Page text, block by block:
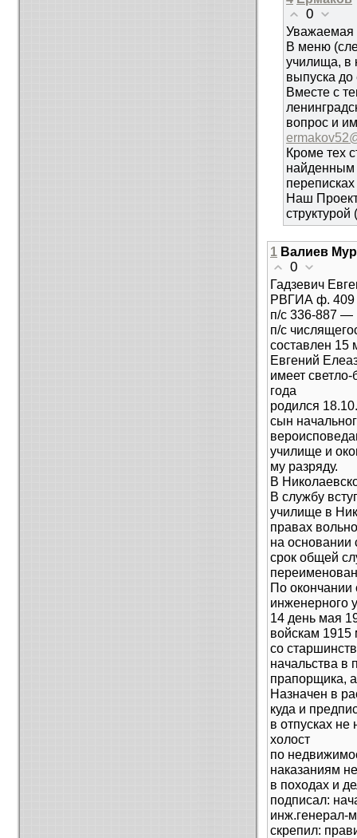
0
Уважаемая
В меню
училища, в
выпуска до
Вместе с
вопрос и
Кроме тех
найденным
Наш
1 Валиев
0
Гадзевич
РВГИА ф. 409
п/с 336-887 —
п/с
составлен 15
Евгений
имеет
года
родился
сын
училище и
му разряду.
В
В службу
училище в
правах
на основании
срок общей
По окончании
инженерного
14 день мая
войскам 1915
со
начальства в
прапорщика,
Назначен в
куда и
в отпусках не
холост
по
наказаниям
в походах и
подписал:
инж.генерал-
скрепил: